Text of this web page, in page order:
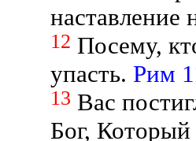
12 Посему,
упасть. Рим
13 Вас
Бог,